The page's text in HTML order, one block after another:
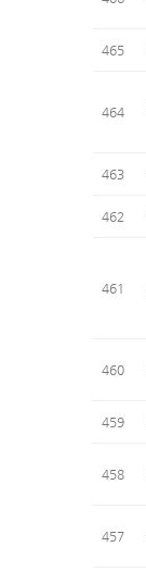
465
464
463
462
461
460
459
458
457